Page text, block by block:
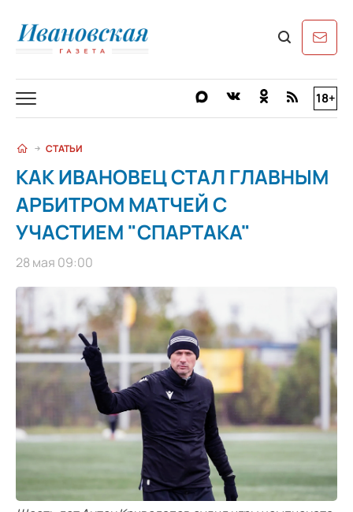
18+
СТАТЬИ
КАК ИВАНОВЕЦ СТАЛ ГЛАВНЫМ
АРБИТРОМ МАТЧЕЙ С
УЧАСТИЕМ "СПАРТАКА"
28 мая 09:00